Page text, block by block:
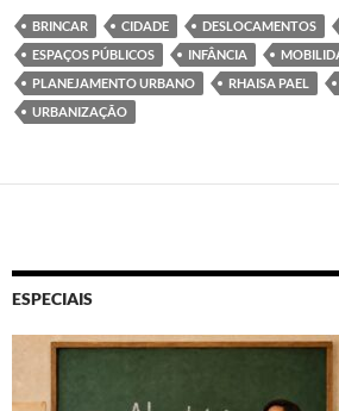
BRINCAR CIDADE DESLOCAMENTOS
ESPAÇOS PÚBLICOS
INFÂNCIA
PLANEJAMENTO URBANO
RHAISA PAEL
URBANIZAÇÃO
ESPECIAIS